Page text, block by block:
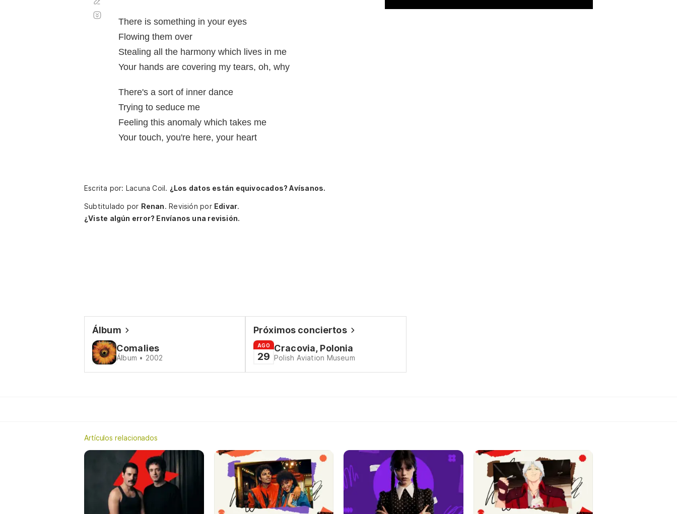
There is something in your eyes
Flowing them over
Stealing all the harmony which lives in me
Your hands are covering my tears, oh, why
There's a sort of inner dance
Trying to seduce me
Feeling this anomaly which takes me
Your touch, you're here, your heart
automático
Escrita por: Lacuna Coil. ¿Los datos están equivocados? Avísanos.
Subtitulado por Renan.Revisión por Edivar.
¿Viste algún error? Envíanos una revisión.
Álbum
Comalies
Álbum • 2002
Próximos conciertos
AGO
29
Cracovia, Polonia
Polish Aviation Museum
Artículos relacionados